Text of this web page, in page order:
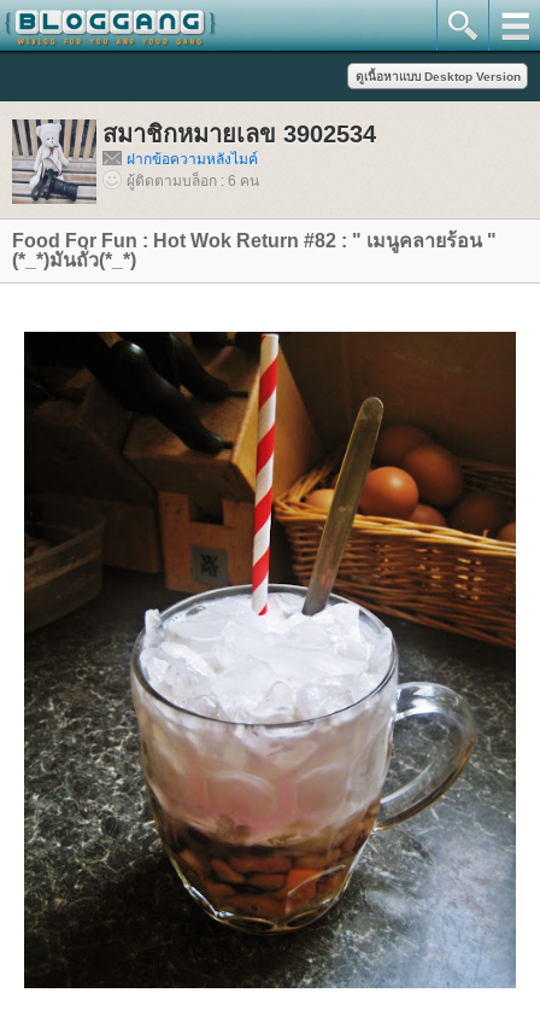
สมาชิกหมายเลข 3902534
ฝากข้อความหลังไมค์
ผู้ติดตามบล็อก : 6 คน
Food For Fun : Hot Wok Return #82 : " เมนูคลายร้อน "
(*_*)มันถั่ว(*_*)